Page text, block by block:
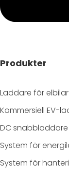
Produkter
Laddare för
Kommersiell EV-
DC snabbladdare
System för
System för